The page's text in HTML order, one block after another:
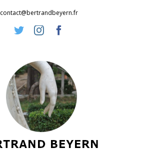
contact@bertrandbeyern.fr
TwitterInstagram